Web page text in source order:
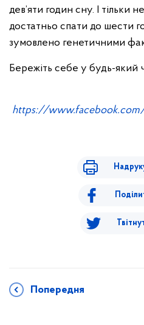
дев’яти годин сну. І тільки
достатньо спати до шести
зумовлено генетичними
Бережіть себе у будь-який
https://
Попередня